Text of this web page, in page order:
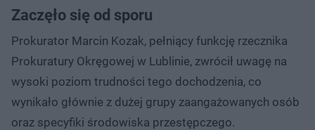
Zaczęło się od sporu
Prokurator Marcin Kozak, pełniący funkcję rzecznika
Prokuratury Okręgowej w Lublinie, zwrócił uwagę na
wysoki poziom trudności tego dochodzenia, co
wynikało głównie z dużej grupy zaangażowanych osób
oraz specyfiki środowiska przestępczego.